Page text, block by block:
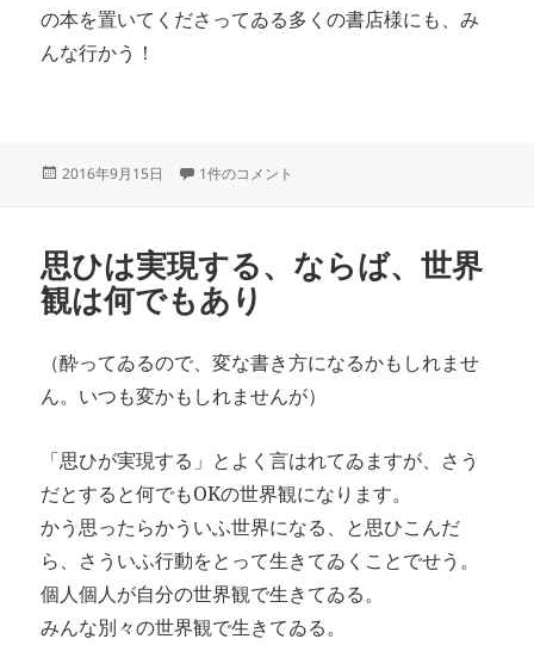
の本を置いてくださってゐる多くの書店様にも、み
んな行かう！
投
2016年9月15日 精神世界本のメッカ、書泉グランデへ行かう！ への
1件のコメント
思ひは実現する、ならば、世界
観は何でもあり
（酔ってゐるので、変な書き方になるかもしれませ
ん。いつも変かもしれませんが）
「思ひが実現する」とよく言はれてゐますが、さう
だとすると何でもOKの世界観になります。
かう思ったらかういふ世界になる、と思ひこんだ
ら、さういふ行動をとって生きてゐくことでせう。
個人個人が自分の世界観で生きてゐる。
みんな別々の世界観で生きてゐる。